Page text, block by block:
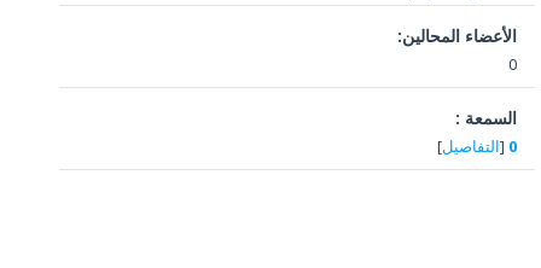
الأعضاء المحالين:
0
السمعة :
0
[ التفاصيل]